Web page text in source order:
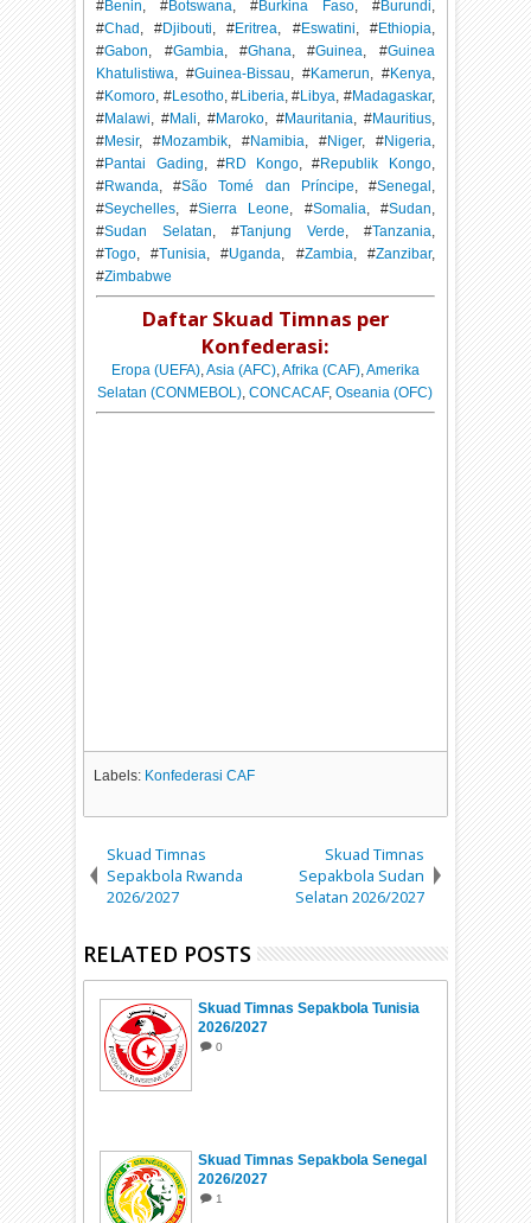
#Benin , #Botswana , #Burkina Faso, #Burundi
#Chad , #Djibouti , #Eritrea , #Eswatini , #Ethiopia
#Gabon , #Gambia , #Ghana , #Guinea , #Guinea
Khatulistiwa , #Guinea-Bissau , #Kamerun , #Kenya
#Komoro , #Lesotho, #Liberia , #Libya , #Madagaskar,
#Malawi , #Mali , #Maroko , #Mauritania , #Mauritius,
#Mesir, #Mozambik , #Namibia , #Niger, #Nigeria
#Pantai Gading , #RD Kongo , #Republik Kongo,
#Rwanda , #São Tomé dan Príncipe , #Senegal
#Seychelles , #Sierra Leone , #Somalia , #Sudan
#Sudan Selatan , #Tanjung Verde , #Tanzania
#Togo , #Tunisia , #Uganda , #Zambia , #Zanzibar,
#Zimbabwe
Daftar Skuad Timnas per
Konfederasi:
Eropa (UEFA), Asia (AFC), Afrika (CAF), Amerika
Selatan (CONMEBOL) ,CONCACAF,Oseania (OFC)
Labels: Konfederasi CAF
Skuad Timnas
Sepakbola Rwanda
2026/2027
Skuad Timnas
Sepakbola Sudan
Selatan 2026/2027
RELATED POSTS
Skuad Timnas Sepakbola Tunisia
2026/2027
0
Skuad Timnas Sepakbola Senegal
2026/2027
1